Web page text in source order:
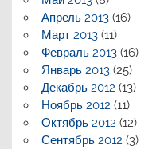
Апрель 2013(16)
Март 2013(11)
Февраль 2013(16)
Январь 2013(25)
Декабрь 2012 (13)
Ноябрь 2012 (11)
Октябрь 2012 (12)
Сентябрь 2012 (3)